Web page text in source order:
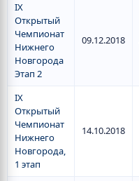
IX
Открытый
Чемпионат
Нижнего
Новгорода
Этап 2
09.12.2018
IX
Открытый
Чемпионат
Нижнего
Новгорода,
1 этап
14.10.2018